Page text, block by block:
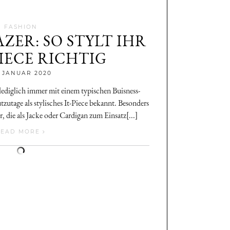
FASHION
SO STYLT IHR
RICHTIG
JANUAR 2020
immer mit einem typischen Buisness-
als stylisches It-Piece bekannt. Besonders
die als Jacke oder Cardigan zum Einsatz[...]
MORE